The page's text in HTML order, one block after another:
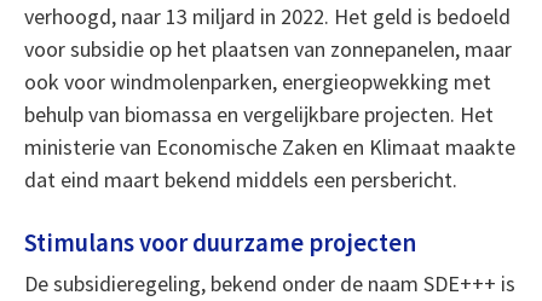
verhoogd, naar 13 miljard in 2022. Het geld is bedoeld
voor subsidie op het plaatsen van zonnepanelen, maar
ook voor windmolenparken, energieopwekking met
behulp van biomassa en vergelijkbare projecten. Het
ministerie van Economische Zaken en Klimaat maakte
dat eind maart bekend middels een persbericht.
Stimulans voor duurzame projecten
De subsidieregeling, bekend onder de naam SDE+++ is